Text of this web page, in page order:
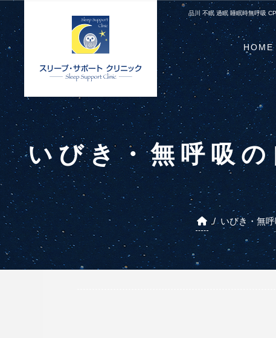
品川 不眠 過眠 睡眠時無呼吸
HOME
いびき・無呼吸
/ いびき・無